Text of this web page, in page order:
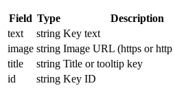
Field Type Description
text
string Key text
image string Image URL (https or http
title
string Title or tooltip key
id
string Key ID